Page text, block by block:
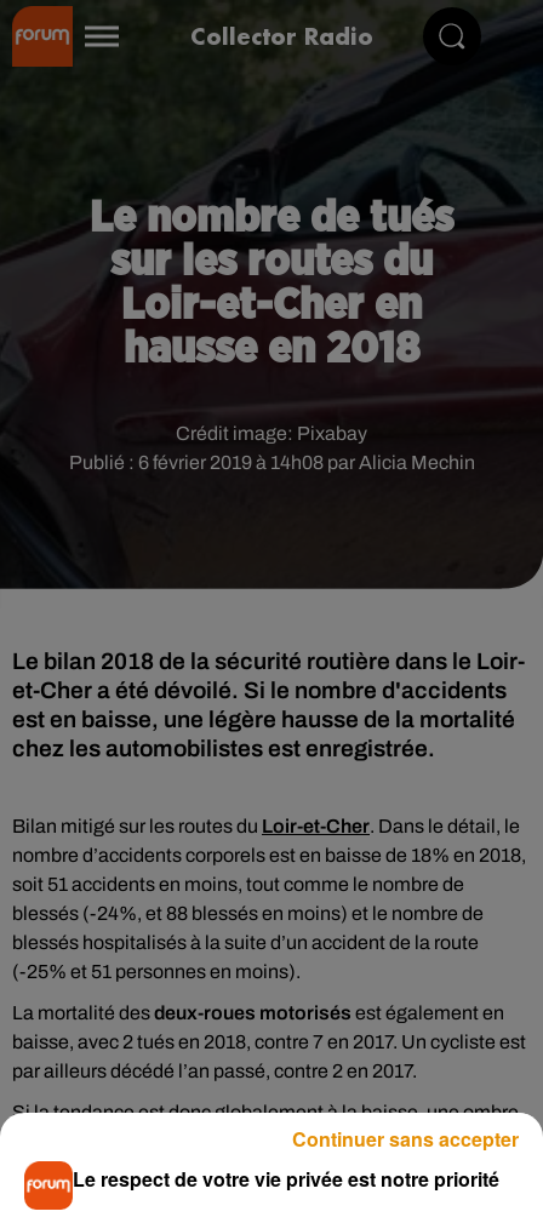
Collector Radio
Le nombre de tués
sur les routes du
Loir-et-Cher en
hausse en 2018
Publié : 6 février 2019 à 14h08 par Alicia Mechin
Crédit image: Pixabay
Le bilan 2018 de la sécurité routière dans le Loir-
et-Cher a été dévoilé. Si le nombre d'accidents
est en baisse, une légère hausse de la mortalité
chez les automobilistes est enregistrée.
Bilan mitigé sur les routes du Loir-et-Cher. Dans le détail, le
nombre d’accidents corporels est en baisse de 18% en 2018,
soit 51 accidents en moins, tout comme le nombre de
blessés (-24%, et 88 blessés en moins) et le nombre de
blessés hospitalisés à la suite d’un accident de la route
(-25% et 51 personnes en moins).
La mortalité desdeux-roues motorisés est également en
baisse, avec 2 tués en 2018, contre 7 en 2017. Un cycliste est
par ailleurs décédé l’an passé, contre 2 en 2017.
Si la tendance est donc globalement à la baisse, une ombre
vient noircir le tableau. Le nombred’automobilistes tuéssur
les routes est en légère hausse, avec 22 décès en 2018, soit
une personne en plus par rapport à 2017 (+0,4%). ⬨Enfin,
Le respect de votre vie privée est notre priorité
Continuer sans accepter